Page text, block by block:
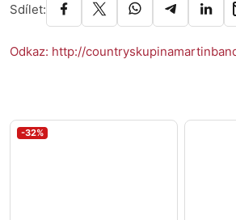
Sdílet:
Odkaz: http://
-32%